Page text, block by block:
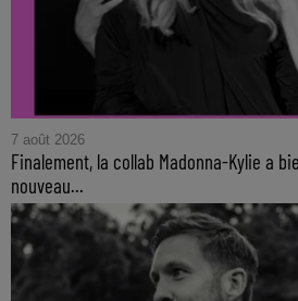
7 août 2026
Finalement, la collab Madonna-Kylie a
nouveau...